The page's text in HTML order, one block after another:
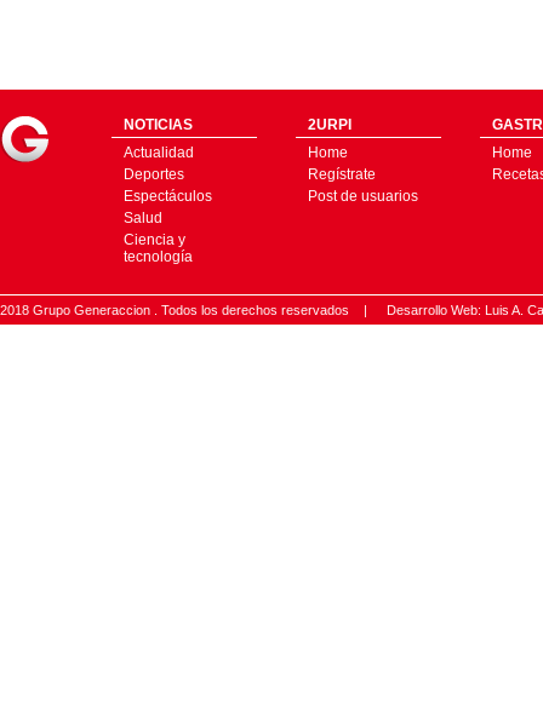
NOTICIAS
Actualidad
Deportes
Espectáculos
Salud
Ciencia y
tecnología
2URPI
Home
Regístrate
Post de usuarios
Home
2018 Grupo Generaccion . Todos los derechos reservados | Desarrollo Web: Luis